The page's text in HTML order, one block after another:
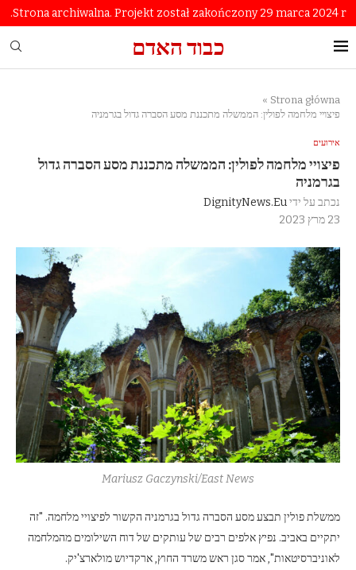
Strona archiwalna. Projekt został zakończony 29 marca 2024 r.
כבוד האדם
Strona główna
»
פיצויי מלחמה לפולין: הממשלה מתכננת מסע הסברה גדול בגרמניה
אירועים
פיצויי מלחמה לפולין: הממשלה מתכננת מסע הסברה גדול
בגרמניה
נכתב על ידיDignityNews.eu
23 מרץ 2023
Mariusz Gaczynski/East News
ממשלת פולין תבצע מסע הסברה גדול בגרמניה הקשור לפיצויי מלחמה. "זה
יתקיים באביב. נפיץ אלפים רבים של עותקים של דוח השילומים מהמלחמה
לאוניברסיטאות", אמר סגן ראש משרד החוץ, ארקדיוש מולארצ'יק.